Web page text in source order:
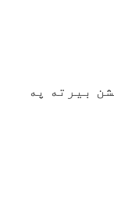
بیرته په